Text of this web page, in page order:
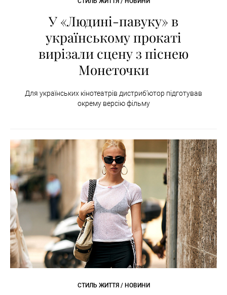
У «Людині-павуку» в
українському прокаті
вирізали сцену з піснею
Монеточки
Для українських кінотеатрів дистриб’ютор підготував
окрему версію фільму
СТИЛЬ ЖИТТЯ / НОВИНИ